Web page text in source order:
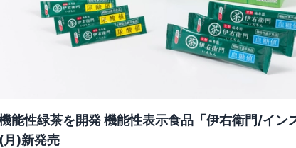
能性緑茶を開発 機能性表示食品「伊右衛門/イン
月)新発売